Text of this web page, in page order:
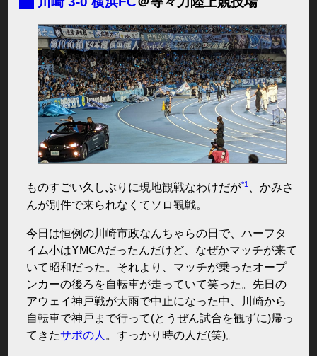
ものすごい久しぶりに現地観戦なわけだが*1 、かみさ
んが別件で来られなくてソロ観戦。
今日は恒例の川崎市政なんちゃらの日で、ハーフタ
イム小はYMCAだったんだけど、なぜかマッチが来て
いて昭和だった。それより、マッチが乗ったオープ
ンカーの後ろを自転車が走っていて笑った。先日の
アウェイ神戸戦が大雨で中止になった中、川崎から
自転車で神戸まで行って(とうぜん試合を観ずに)帰っ
てきたサポの人 。すっかり時の人だ(笑)。